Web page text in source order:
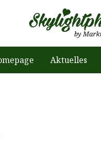
Aktuelles